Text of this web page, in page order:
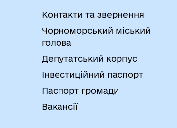
Контакти та звернення
Чорноморський міський
голова
Депутатський корпус
Інвестиційний паспорт
Паспорт громади
Вакансії